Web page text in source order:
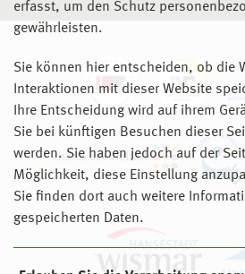
erfasst, um den Schutz
gewährleisten.
Sie können hier entscheiden, ob die
Interaktionen mit dieser Website
Ihre Entscheidung wird auf ihrem
Sie bei künftigen Besuchen dieser
werden. Sie haben jedoch auf der
Möglichkeit, diese Einstellung
Sie finden dort auch weitere
gespeicherten Daten.